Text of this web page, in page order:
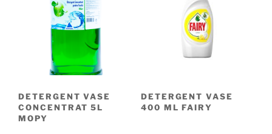
DETERGENT VASE
CONCENTRAT 5L
MOPY
DETERGENT VASE
400 ML FAIRY